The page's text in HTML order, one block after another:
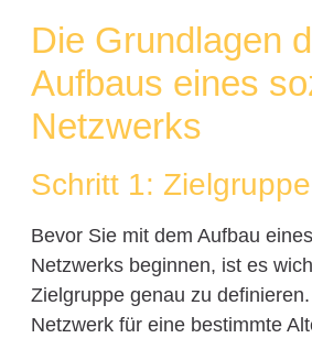
Die Grundlagen
Aufbaus eines
Netzwerks
Schritt 1:
Bevor Sie mit dem Aufbau
Netzwerks beginnen, ist es
Zielgruppe genau zu
Netzwerk für eine bestimmte